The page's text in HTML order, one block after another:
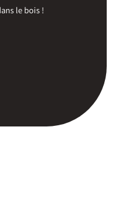
le bois !